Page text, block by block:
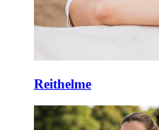
Reithelme